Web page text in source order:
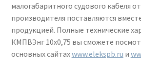
малогабаритного судового кабеля
производителя поставляются
продукцией. Полные технические
КМПВЭнг 10х0,75 вы сможете
основных сайтахwww.elekspb.ru и